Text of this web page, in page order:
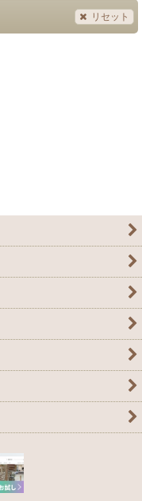
リセット